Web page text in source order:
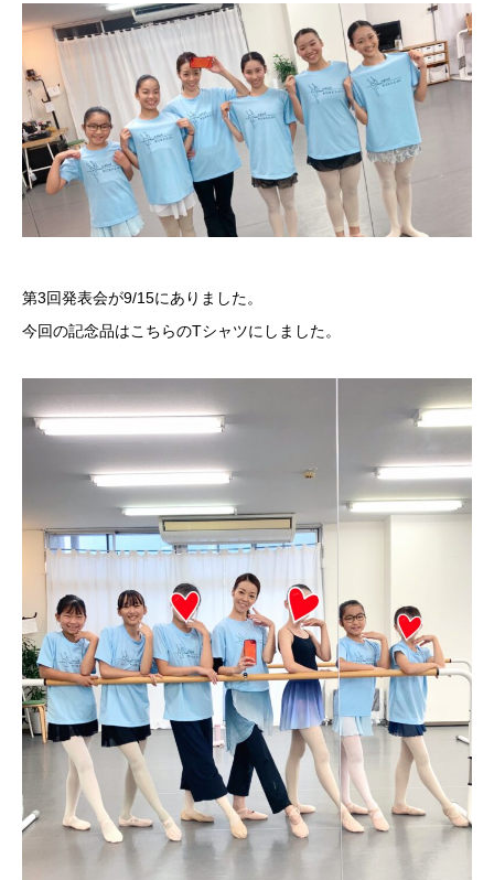
第3回発表会が9/15にありました。
今回の記念品はこちらのTシャツにしました。